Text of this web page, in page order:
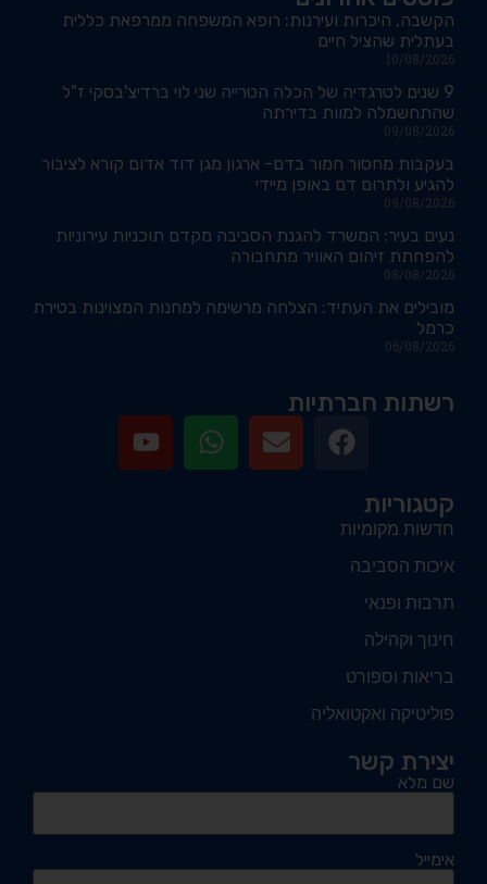
הקשבה, היכרות ועירנות: רופא המשפחה ממרפאת כללית
בעתלית שהציל חיים
10/08/2026
9 שנים לטרגדיה של הכלה הטרייה שני לוי ברדיצ'בסקי ז"ל
שהתחשמלה למוות בדירתה
09/08/2026
בעקבות מחסור חמור בדם- ארגון מגן דוד אדום קורא לציבור
להגיע ולתרום דם באופן מיידי
09/08/2026
נעים בעיר: המשרד להגנת הסביבה מקדם תוכניות עירוניות
להפחתת זיהום האוויר מתחבורה
08/08/2026
מובילים את העתיד: הצלחה מרשימה למחנות המצוינות בטירת
כרמל
06/08/2026
רשתות חברתיות
קטגוריות
חדשות מקומיות
איכות הסביבה
תרבות ופנאי
חינוך וקהילה
בריאות וספורט
פוליטיקה ואקטואליה
יצירת קשר
שם מלא
אימייל